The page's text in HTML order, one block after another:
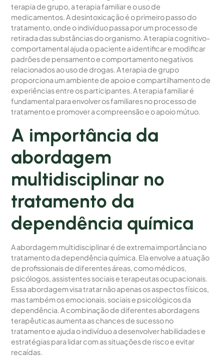
terapia de grupo, a terapia familiar e o uso de
medicamentos. A desintoxicação é o primeiro passo do
tratamento, onde o indivíduo passa por um processo de
retirada das substâncias do organismo. A terapia cognitivo-
comportamental ajuda o paciente a identificar e modificar
padrões de pensamento e comportamento negativos
relacionados ao uso de drogas. A terapia de grupo
proporciona um ambiente de apoio e compartilhamento de
experiências entre os participantes. A terapia familiar é
fundamental para envolver os familiares no processo de
tratamento e promover a compreensão e o apoio mútuo.
A importância da
abordagem
multidisciplinar no
tratamento da
dependência química
A abordagem multidisciplinar é de extrema importância no
tratamento da dependência química. Ela envolve a atuação
de profissionais de diferentes áreas, como médicos,
psicólogos, assistentes sociais e terapeutas ocupacionais.
Essa abordagem visa tratar não apenas os aspectos físicos,
mas também os emocionais, sociais e psicológicos da
dependência. A combinação de diferentes abordagens
terapêuticas aumenta as chances de sucesso no
tratamento e ajuda o indivíduo a desenvolver habilidades e
estratégias para lidar com as situações de risco e evitar
recaídas.